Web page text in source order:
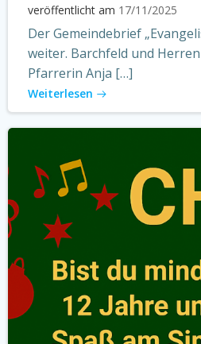
veröffentlicht am 17/11/2025
Der Gemeindebrief
weiter. Barchfeld und
Pfarrerin Anja […]
Weiterlesen